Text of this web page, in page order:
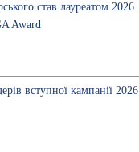
став лауреатом 2026
Award
вступної кампанії 2026